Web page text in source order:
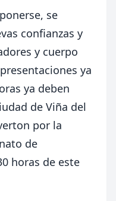
se
confianzas y
y cuerpo
ya
ya deben
de Viña del
por la
de
horas de este